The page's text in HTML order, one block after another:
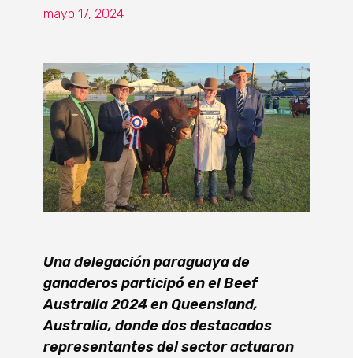
mayo 17, 2024
Una delegación paraguaya de
ganaderos participó en el Beef
Australia 2024 en Queensland,
Australia, donde dos destacados
representantes del sector actuaron